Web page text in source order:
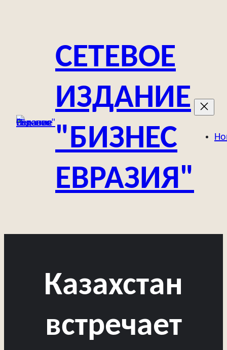
содержимомуСЕТЕВОЕ
ИЗДАНИЕ
"БИЗНЕС
ЕВРАЗИЯ"
Казахстан
встречает